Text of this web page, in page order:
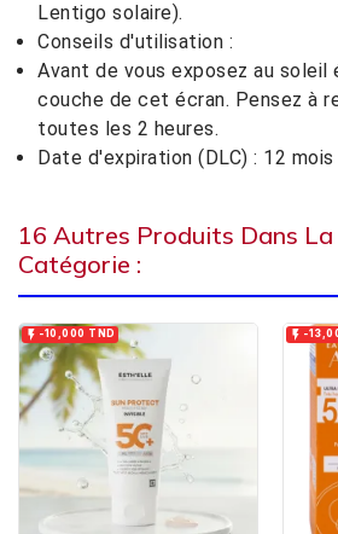
Lentigo solaire).
Conseils d'utilisation :
Avant de vous exposez au soleil
couche de cet écran. Pensez à
toutes les 2 heures.
Date d'expiration (DLC) : 12
16 Autres Produits Dans La
Catégorie :
 -10,000 TND  -